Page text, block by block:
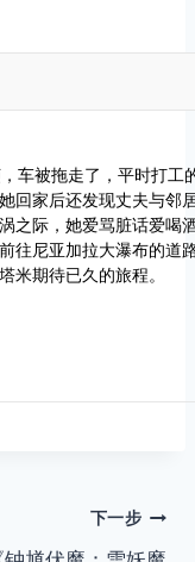
车被拖走了，平时打工
回家后还发现丈夫与邻
之际，她爱骂脏话爱喝
往尼亚加拉大瀑布的道
米期待已久的旅程。
下一步